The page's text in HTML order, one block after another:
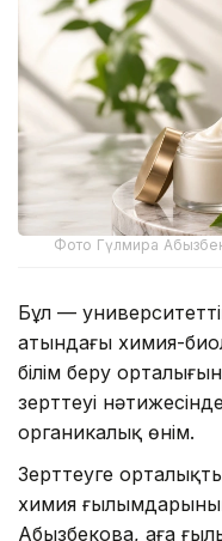
Фото Гүлмира
Бұл —
атындағы химия-
білім беру
зерттеуі
органикалық өнім.
Зерттеуге
химия
Абызбекова, аға